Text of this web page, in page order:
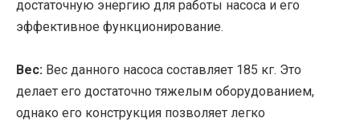
достаточную энергию для работы насоса и его
эффективное функционирование.
Вес: Вес данного насоса составляет 185 кг. Это
делает его достаточно тяжелым оборудованием,
однако его конструкция позволяет легко